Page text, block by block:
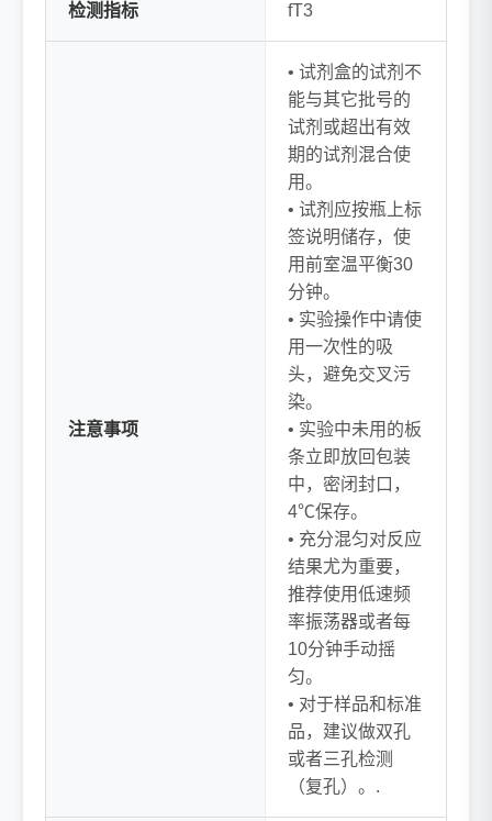
检测指标 fT3
注意事项
• 试剂盒的试剂不
能与其它批号的
试剂或超出有效
期的试剂混合使
用。
• 试剂应按瓶上标
签说明储存，使
用前室温平衡30
分钟。
• 实验操作中请使
用一次性的吸
头，避免交叉污
染。
• 实验中未用的板
条立即放回包装
中，密闭封口，
4℃保存。
• 充分混匀对反应
结果尤为重要，
推荐使用低速频
率振荡器或者每
10分钟手动摇
匀。
• 对于样品和标准
品，建议做双孔
或者三孔检测
（复孔）。.